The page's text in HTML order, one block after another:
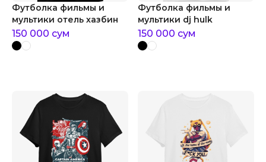
Футболка фильмы и
мультики отель хазбин
150 000 сум
Футболка фильмы и
мультики dj hulk
150 000 сум